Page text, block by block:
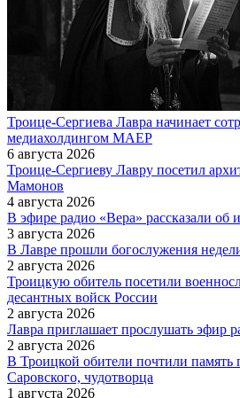
Троице-Сергиева Лавра начинает
медиахолдингом МАЕР
6 августа 2026
Троице-Сергиеву Лавру посетил
Мамонов
4 августа 2026
В эфире радио «Вера» рассказали об
3 августа 2026
В Лавре прошли богослужения
2 августа 2026
Троицкую обитель посетили
десантных войск России
2 августа 2026
Лавра приглашает прослушать эфир
2 августа 2026
В Троицкой обители почтили память
Саровского, чудотворца
1 августа 2026